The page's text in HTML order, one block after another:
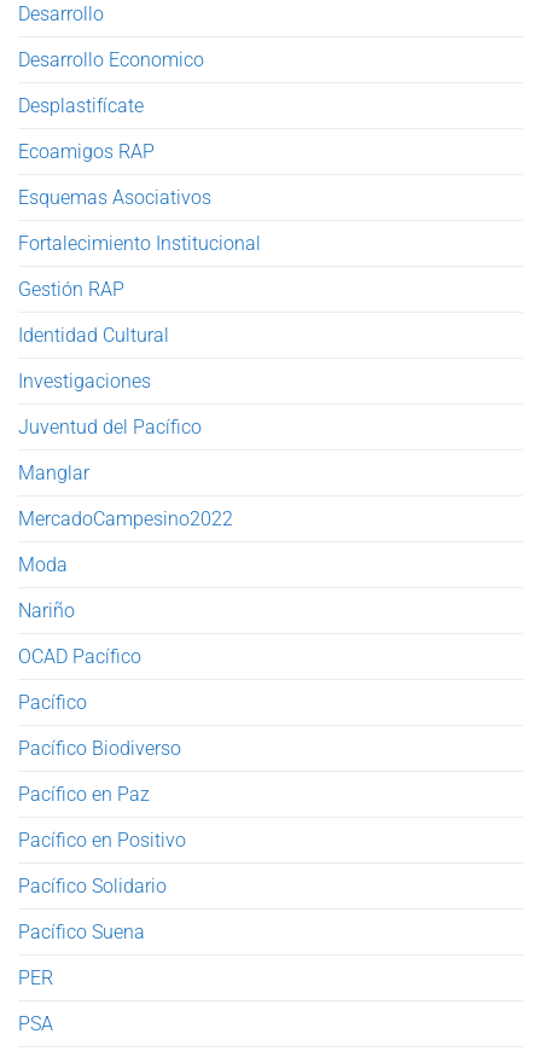
Desarrollo
Desarrollo Economico
Desplastifícate
Ecoamigos RAP
Esquemas Asociativos
Fortalecimiento Institucional
Gestión RAP
Identidad Cultural
Investigaciones
Juventud del Pacífico
Manglar
MercadoCampesino2022
Moda
Nariño
OCAD Pacífico
Pacífico
Pacífico Biodiverso
Pacífico en Paz
Pacífico en Positivo
Pacífico Solidario
Pacífico Suena
PER
PSA